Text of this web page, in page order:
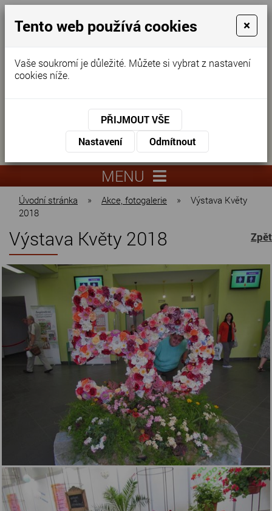
prohlídka
KONTAKTUJTE NÁS
KONTAKTUJTE NÁS
551
lysa.cz
MENU
Úvodní stránka » Akce, fotogalerie »
Výstava Květy
2018
Výstava Květy 2018 Zpět
Tento web používá cookies ×
Vaše soukromí je důležité. Můžete si vybrat z nastavení
cookies níže.
PŘIJMOUT VŠE
Nastavení
Odmítnout